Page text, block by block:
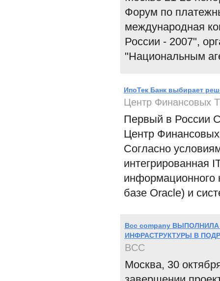
Форум по
международная
России - 2007",
"Национальным
ИпоТек Банк выбирает
Центр Финансовых
Первый в России
Центр Финансовых
Согласно
интегрированная
информационного
базе Oracle) и
Bcc company
ИНФРАСТРУКТУРЫ В
BCC
Москва, 30